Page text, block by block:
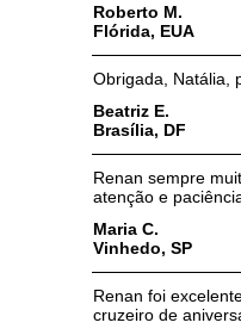
Roberto M.
Flórida, EUA
Obrigada, Natália,
Beatriz E.
Brasília, DF
Renan sempre
atenção e
Maria C.
Vinhedo, SP
Renan foi
cruzeiro de